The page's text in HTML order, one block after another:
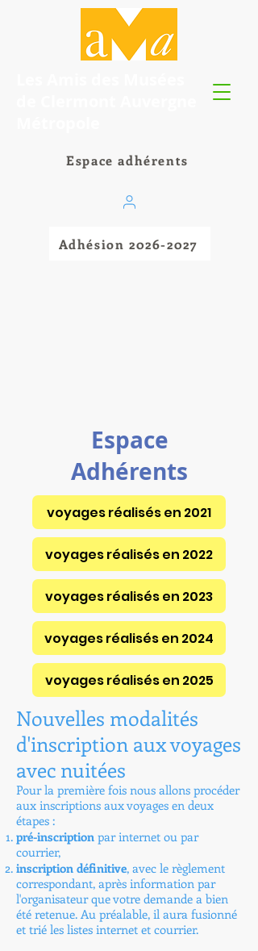
Espace adhérents
Adhésion 2026-2027
Espace
Adhérents
voyages réalisés en 2021
voyages réalisés en 2022
voyages réalisés en 2023
voyages réalisés en 2024
voyages réalisés en 2025
Nouvelles modalités
d'inscription aux voyages
avec nuitées
Pour la première fois nous allons procéder
aux inscriptions aux voyages en deux
étapes :
pré-inscription par internet ou par
courrier,
inscription définitive, avec le règlement
correspondant, après information par
l'organisateur que votre demande a bien
été retenue. Au préalable, il aura fusionné
et trié les listes internet et courrier.